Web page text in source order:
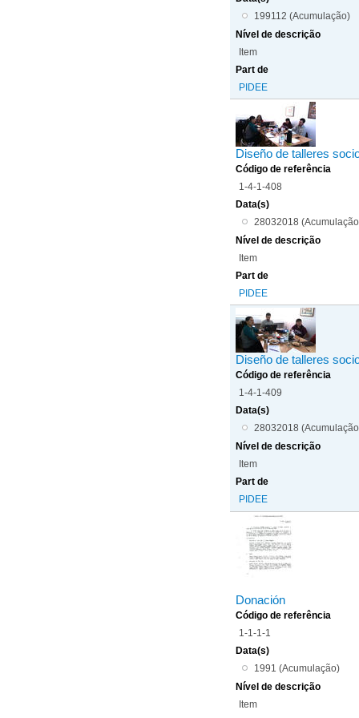
199112 (Acumulação)
Nível de descrição
Item
Part de
PIDEE
Diseño de talleres
Código de referência
1-4-1-408
Data(s)
28032018
Nível de descrição
Item
Part de
PIDEE
Diseño de talleres
Código de referência
1-4-1-409
Data(s)
28032018
Nível de descrição
Item
Part de
PIDEE
Donación
Código de referência
1-1-1-1
Data(s)
1991 (Acumulação)
Nível de descrição
Item